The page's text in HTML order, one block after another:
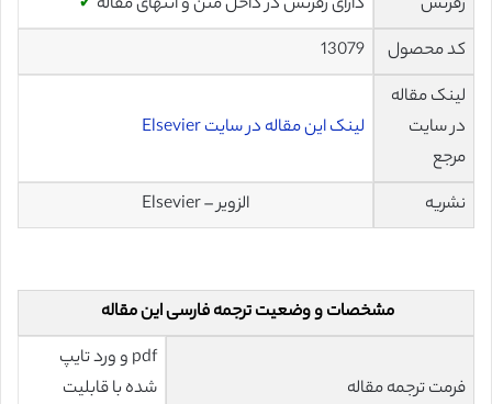
کد محصول
13079
لینک مقاله
در سایت
مرجع
لینک این مقاله در سایت Elsevier
نشریه الزویر – Elsevier
مشخصات و وضعیت ترجمه فارسی این مقاله
فرمت ترجمه مقاله
pdf و ورد تایپ
شده با قابلیت